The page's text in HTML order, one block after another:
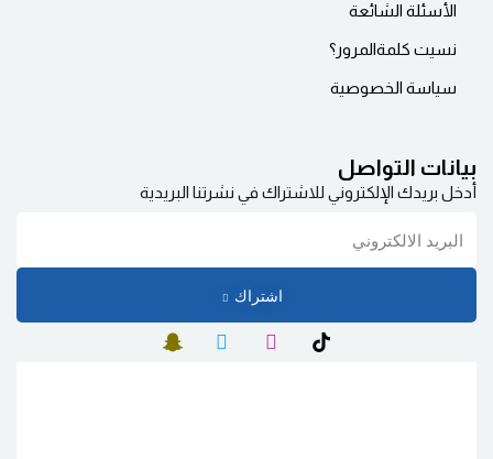
الأسئلة الشائعة
نسيت كلمة‌المرور؟
سياسة الخصوصية
بيانات التواصل
أدخل بريدك الإلكتروني للاشتراك في نشرتنا البريدية
اشتراك